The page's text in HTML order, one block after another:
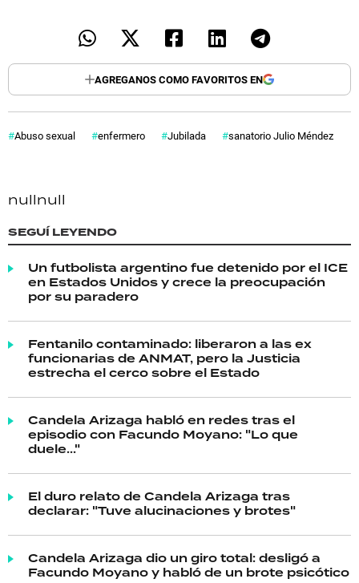
AGREGANOS COMO FAVORITOS EN
Abuso sexual enfermero Jubilada sanatorio Julio Méndez
nullnull
SEGUÍ LEYENDO
Un futbolista argentino fue detenido por el ICE
en Estados Unidos y crece la preocupación
por su paradero
Fentanilo contaminado: liberaron a las ex
funcionarias de ANMAT, pero la Justicia
estrecha el cerco sobre el Estado
Candela Arizaga habló en redes tras el
episodio con Facundo Moyano: "Lo que
duele..."
El duro relato de Candela Arizaga tras
declarar: "Tuve alucinaciones y brotes"
Candela Arizaga dio un giro total: desligó a
Facundo Moyano y habló de un brote psicótico